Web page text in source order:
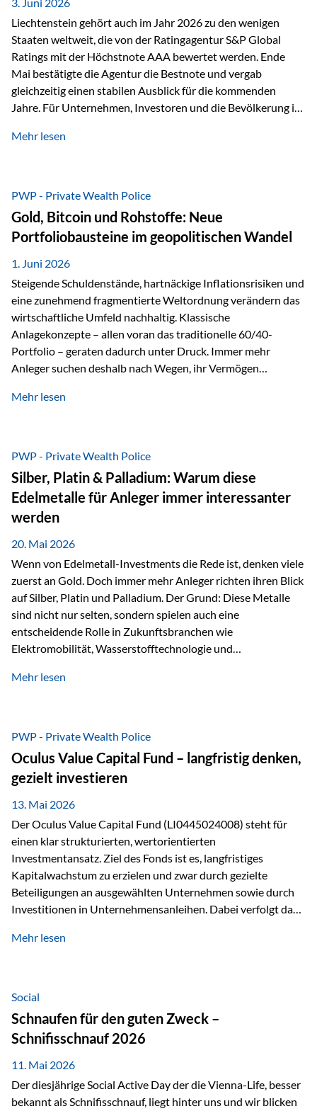
Liechtenstein gehört auch im Jahr 2026 zu den wenigen
Staaten weltweit, die von der Ratingagentur S&P Global
Ratings mit der Höchstnote AAA bewertet werden. Ende
Mai bestätigte die Agentur die Bestnote und vergab
gleichzeitig einen stabilen Ausblick für die kommenden
Jahre. Für Unternehmen, Investoren und die Bevölkerung ist
finanzielle Stabilität des Landes sowie das Vertrauen
trotz Herausforderungen Die weltwirtschaftlichen
Rahmenbedingungen bleiben anspruchsvoll. Geopolitische
Unsicherheiten, eine verhaltene Investitionstätigkeit und
eine schwächere Nachfrage in wichtigen Exportmärkten
beeinflussen auch die liechtensteinische Wirtschaft.
Dennoch sieht…
Mehr lesen
PWP - Private Wealth Police
Gold, Bitcoin und Rohstoffe: Neue
Portfoliobausteine im geopolitischen Wandel
1. Juni 2026
Steigende Schuldenstände, hartnäckige Inflationsrisiken und
eine zunehmend fragmentierte Weltordnung verändern das
wirtschaftliche Umfeld nachhaltig. Klassische
Anlagekonzepte – allen voran das traditionelle 60/40-
Portfolio – geraten dadurch unter Druck. Immer mehr
Anleger suchen deshalb nach Wegen, ihr Vermögen
Unsicherheit abzusichern. Genau hier rücken reale und
monetäre Rolle zurück Gold erlebt derzeit eine
bemerkenswerte Renaissance als monetärer Wertspeicher.
Treiber sind Rekordkäufe der Zentralbanken, geopolitische
Spannungen und ein schleichender Vertrauensverlust in
ungedeckte Papierwährungen. Wie groß dieser
Vertrauensverlust ausfällt, zeigt ein nüchterner
Mehr lesen
PWP - Private Wealth Police
Silber, Platin & Palladium: Warum diese
Edelmetalle für Anleger immer interessanter
werden
20. Mai 2026
Wenn von Edelmetall-Investments die Rede ist, denken viele
zuerst an Gold. Doch immer mehr Anleger richten ihren Blick
auf Silber, Platin und Palladium. Der Grund: Diese Metalle
sind nicht nur selten, sondern spielen auch eine
entscheidende Rolle in Zukunftsbranchen wie
Elektromobilität, Wasserstofftechnologie und
Faktoren für Investoren – begrenztes Angebot und
klassischer „Sicherheitsanker“ gilt, bieten Silber, Platin und
Palladium zusätzlich die Chance, von technologischen
Entwicklungen zu profitieren. Die Nachfrage entsteht nicht
nur durch Anleger, sondern vor allem durch die Industrie.
Gerade in…
Mehr lesen
PWP - Private Wealth Police
Oculus Value Capital Fund – langfristig denken,
gezielt investieren
13. Mai 2026
Der Oculus Value Capital Fund (LI0445024008) steht für
einen klar strukturierten, wertorientierten
Investmentansatz. Ziel des Fonds ist es, langfristiges
Kapitalwachstum zu erzielen und zwar durch gezielte
Beteiligungen an ausgewählten Unternehmen sowie durch
Investitionen in Unternehmensanleihen. Dabei verfolgt das
Marktbewegungen stehen im Fokus, sondern die
innerhalb der Private Wealth Police der Vienna-Life steht
der Oculus Value Capital Fund für einen langfristig
orientierten Value-Investing-Ansatz mit Fokus auf
fundamentale Unternehmensanalyse und nachhaltige
Wertentwicklung. Der Investmentansatz: Value Investing
mit Weitblick Im Zentrum steht ein…
Mehr lesen
Social
Schnaufen für den guten Zweck –
Schnifisschnauf 2026
11. Mai 2026
Der diesjährige Social Active Day der die Vienna-Life, besser
bekannt als Schnifisschnauf, liegt hinter uns und wir blicken